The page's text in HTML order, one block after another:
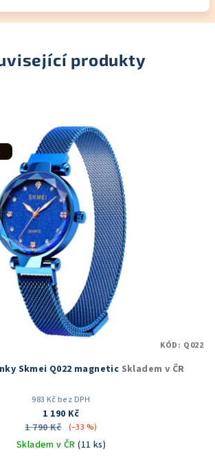
produkty
Skmei Q022 magnetic Skladem v ČR
983 Kč bez DPH
1 190 Kč
1 790 Kč
(–33 %)
Skladem v ČR(11 ks)
KÓD: Q022